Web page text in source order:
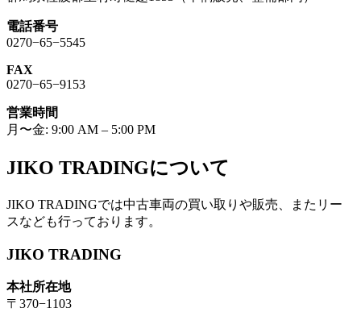
電話番号
0270−65−5545
FAX
0270−65−9153
営業時間
月〜金: 9:00 AM – 5:00 PM
JIKO TRADINGについて
JIKO TRADINGでは中古車両の買い取りや販売、またリー
スなども行っております。
JIKO TRADING
本社所在地
〒370−1103